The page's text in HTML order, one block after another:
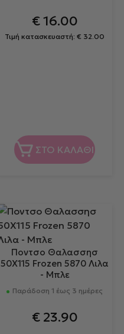
€16.00
Τιμή κατασκευαστή:€ 32.00
ΣΤΟ ΚΑΛΑΘΙ
Ποντσο Θαλασσησ
50Χ115 Frozen 5870 Λιλα
- Μπλε
Παράδοση 1 έως 3 ημέρες
€23.90